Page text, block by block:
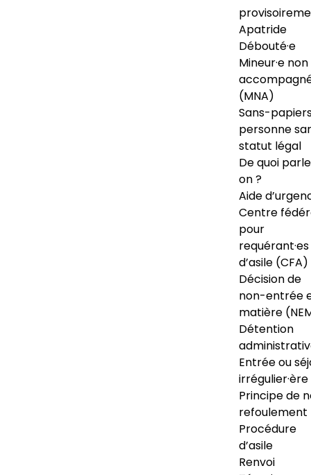
Apatride
Débouté·e
Mineur·e non
(MNA)
Sans-
personne
statut légal
De quoi
on ?
Aide
Centre
pour
requérant·es
d’asile (CFA)
Décision de
non-entrée
matière
Détention
Entrée ou
irrégulier·ère
Principe de
refoulement
Procédure
d’asile
Renvoi